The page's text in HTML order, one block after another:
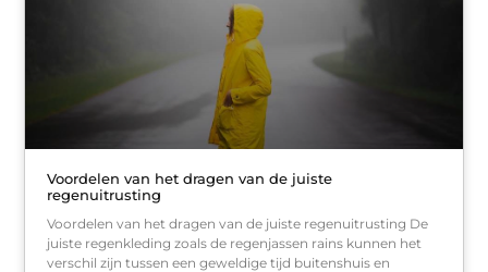
Voordelen van het dragen van de juiste
regenuitrusting
Voordelen van het dragen van de juiste regenuitrusting De
juiste regenkleding zoals de regenjassen rains kunnen het
verschil zijn tussen een geweldige tijd buitenshuis en